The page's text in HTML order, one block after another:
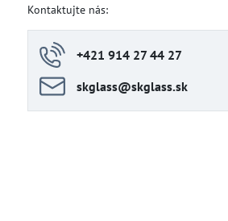
Kontaktujte nás:
+421 914 27 44 27
skglass​@skglass​.sk